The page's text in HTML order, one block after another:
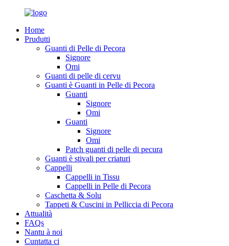
Home
Prudutti
Guanti di Pelle di Pecora
Signore
Omi
Guanti di pelle di cervu
Guanti è Guanti in Pelle di Pecora
Guanti
Signore
Omi
Guanti
Signore
Omi
Patch guanti di pelle di pecura
Guanti è stivali per criaturi
Cappelli
Cappelli in Tissu
Cappelli in Pelle di Pecora
Caschetta & Solu
Tappeti & Cuscini in Pelliccia di Pecora
Attualità
FAQs
Nantu à noi
Cuntatta ci